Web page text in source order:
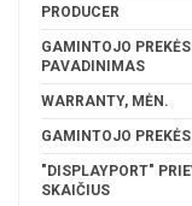
PRODUCER
GAMINTOJO
PAVADINIMAS
WARRANTY, MĖN.
GAMINTOJO
"DISPLAYPORT"
SKAIČIUS